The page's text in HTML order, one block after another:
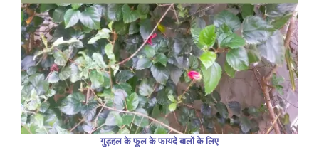
गुड़हल के फूल के फायदे बालों के लिए